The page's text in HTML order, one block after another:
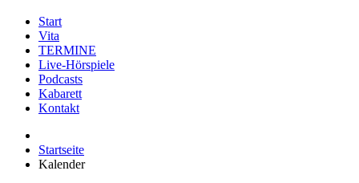
Start
Vita
TERMINE
Live-Hörspiele
Podcasts
Kabarett
Kontakt
Startseite
Kalender